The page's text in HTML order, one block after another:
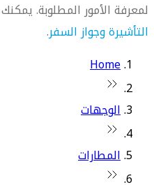
لمعرفة الأمور المطلوبة.
التأشيرة وجواز السفر.
Home
الوجهات
المطارات